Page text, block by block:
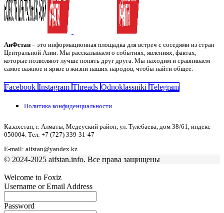
АиФстан – это информационная площадка для встреч с соседями из стран
Центральной Азии. Мы рассказываем о событиях, явлениях, фактах,
которые позволяют лучше понять друг друга. Мы находим и сравниваем
самое важное и яркое в жизни наших народов, чтобы найти общее.
Facebook Instagram Threads Odnoklassniki Telegram
Политика конфиденциальности
Казахстан, г. Алматы, Медеуский район, ул. Тулебаева, дом 38/61, индекс
050004. Тел: +7 (727) 339-31-47
E-mail: aifstan@yandex.kz
© 2024-2025 aifstan.info. Все права защищены
Welcome to Foxiz
Username or Email Address
Password